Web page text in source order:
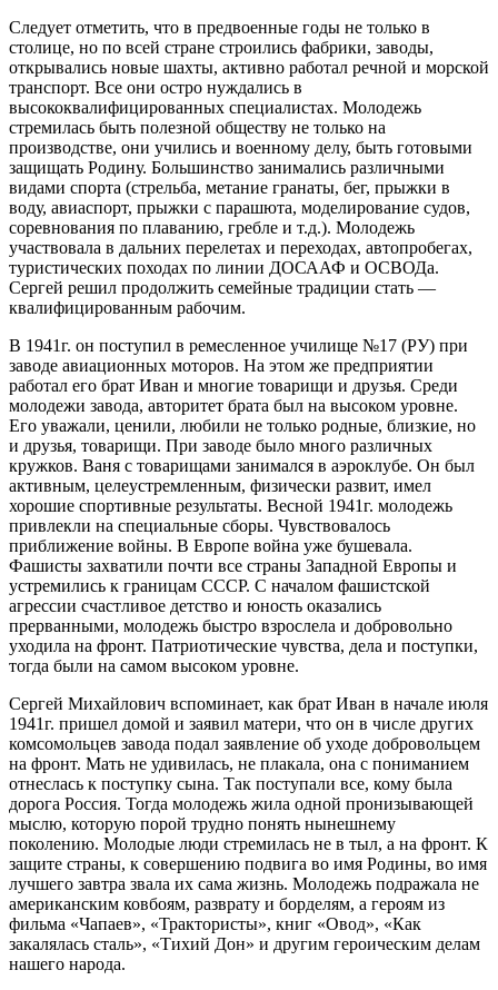
Следует отметить, что в предвоенные годы не только в
столице, но по всей стране строились фабрики, заводы,
открывались новые шахты, активно работал речной и морской
транспорт. Все они остро нуждались в
высококвалифицированных специалистах. Молодежь
стремилась быть полезной обществу не только на
производстве, они учились и военному делу, быть готовыми
защищать Родину. Большинство занимались различными
видами спорта (стрельба, метание гранаты, бег, прыжки в
воду, авиаспорт, прыжки с парашюта, моделирование судов,
соревнования по плаванию, гребле и т.д.). Молодежь
участвовала в дальних перелетах и переходах, автопробегах,
туристических походах по линии ДОСААФ и ОСВОДа.
Сергей решил продолжить семейные традиции стать —
квалифицированным рабочим.
В 1941г. он поступил в ремесленное училище №17 (РУ) при
заводе авиационных моторов. На этом же предприятии
работал его брат Иван и многие товарищи и друзья. Среди
молодежи завода, авторитет брата был на высоком уровне.
Его уважали, ценили, любили не только родные, близкие, но
и друзья, товарищи. При заводе было много различных
кружков. Ваня с товарищами занимался в аэроклубе. Он был
активным, целеустремленным, физически развит, имел
хорошие спортивные результаты. Весной 1941г. молодежь
привлекли на специальные сборы. Чувствовалось
приближение войны. В Европе война уже бушевала.
Фашисты захватили почти все страны Западной Европы и
устремились к границам СССР. С началом фашистской
агрессии счастливое детство и юность оказались
прерванными, молодежь быстро взрослела и добровольно
уходила на фронт. Патриотические чувства, дела и поступки,
тогда были на самом высоком уровне.
Сергей Михайлович вспоминает, как брат Иван в начале июля
1941г. пришел домой и заявил матери, что он в числе других
комсомольцев завода подал заявление об уходе добровольцем
на фронт. Мать не удивилась, не плакала, она с пониманием
отнеслась к поступку сына. Так поступали все, кому была
дорога Россия. Тогда молодежь жила одной пронизывающей
мыслю, которую порой трудно понять нынешнему
поколению. Молодые люди стремилась не в тыл, а на фронт. К
защите страны, к совершению подвига во имя Родины, во имя
лучшего завтра звала их сама жизнь. Молодежь подражала не
американским ковбоям, разврату и борделям, а героям из
фильма «Чапаев», «Трактористы», книг «Овод», «Как
закалялась сталь», «Тихий Дон» и другим героическим делам
нашего народа.